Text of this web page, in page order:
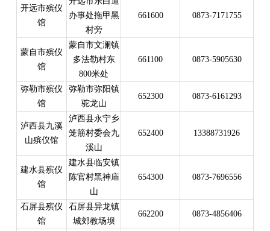
开远市殡仪
馆
办事处拖甲黑
村旁
661600 0873-7171755
蒙自市殡仪
馆
蒙自市文澜镇
多法勒村东
800米处
661100 0873-5905630
弥勒市殡仪
馆
弥勒市弥阳镇
驼龙山
652300 0873-6161293
泸西县九溪
山殡仪馆
泸西县永宁乡
笼笧村委会九
溪山
652400 13388731926
建水县殡仪
馆
建水县临安镇
陈官村黑神庙
山
654300 0873-7696556
石屏县殡仪
馆
石屏县异龙镇
城郊教场坝
662200 0873-4856406